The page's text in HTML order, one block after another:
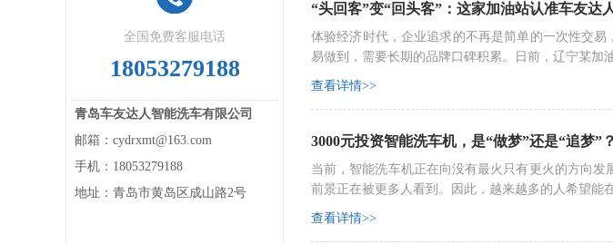
全国免费客服电话
18053279188
青岛车友达人智能洗车有限公司
邮箱：cydrxmt@163.com
手机：18053279188
地址：青岛市黄岛区成山路2号
“头回客”变“回头客”：这家加油站认准车友达
体验经济时代，企业追求的不再是简单的一次性交
易做到，需要长期的品牌口碑积累。日前，辽宁某
查看详情>>
3000元投资智能洗车机，是“做梦”还是“追梦”？
当前，智能洗车机正在向没有最火只有更火的方向
前景正在被更多人看到。因此，越来越多的人希望
查看详情>>